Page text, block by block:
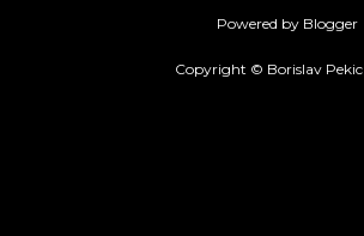
Powered by Blogger
Copyright © Borislav Pekic